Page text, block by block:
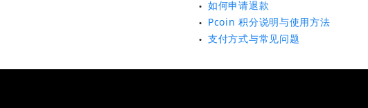
● 如何申请退款
● Pcoin 积分说明与使用方法
● 支付方式与常见问题